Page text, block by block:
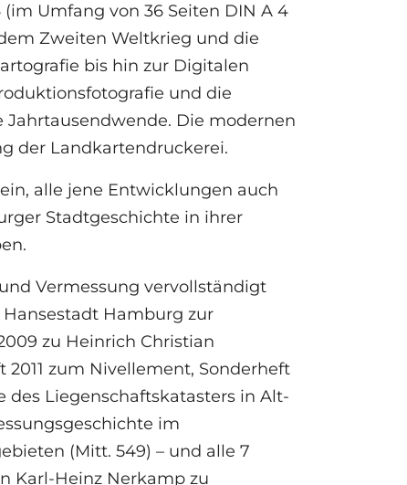
Umfang von 36 Seiten DIN A 4
Zweiten Weltkrieg und die
bis hin zur Digitalen
und die
Die modernen
der Landkartendruckerei.
alle jene Entwicklungen auch
Stadtgeschichte in ihrer
Vermessung vervollständigt
Hamburg zur
zu Heinrich Christian
zum Nivellement, Sonderheft
des Liegenschaftskatasters in Alt-
im
(Mitt. 549) – und alle 7
Karl-Heinz Nerkamp zu